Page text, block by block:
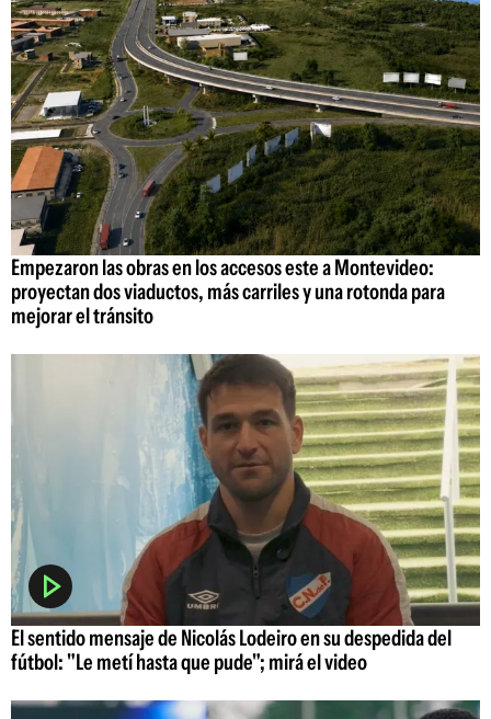
Empezaron las obras en los accesos este a Montevideo:
proyectan dos viaductos, más carriles y una rotonda para
mejorar el tránsito
El sentido mensaje de Nicolás Lodeiro en su despedida del
fútbol: "Le metí hasta que pude"; mirá el video